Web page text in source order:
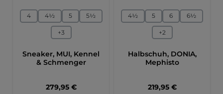
Größeauswählen
4 4½ 5 5½
+3
Sneaker, MUI, Kennel
& Schmenger
Regulärer Preis:
279,95 €
Größe auswählen
4½ 5 6 6½
+2
Halbschuh, DONIA,
Mephisto
Regulärer Preis:
219,95 €